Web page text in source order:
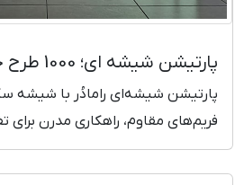
پارتیشن شیشه‌ای رامادُر با شیشه
فریم‌های مقاوم، راهکاری مدرن برای
است. ارائه طرح تخصصی،
گارانتی معتبر. مشاهده قیمت و